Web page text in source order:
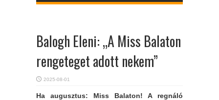
Balogh Eleni: „A Miss Balaton
rengeteget adott nekem”
2025-08-01
Ha augusztus: Miss Balaton! A regnáló